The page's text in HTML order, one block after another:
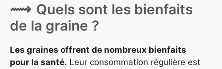
Quels sont les bienfaits
de la graine ?
Les graines offrent de nombreux bienfaits
pour la santé. Leur consommation régulière est